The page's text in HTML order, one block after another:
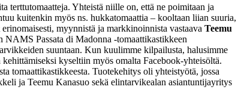
terttutomaatteja. Yhteistä niille on, että ne poimitaan ja
kuitenkin myös ns. hukkatomaattia – kooltaan liian suuria,
myynnistä ja markkinoinnista vastaava Teemu
Passata di Madonna -tomaattikastikkeen
suuntaan. Kun kuulimme kilpailusta, halusimme
kyseltiin myös omalta Facebook-yhteisöltä.
tomaattikastikkeesta. Tuotekehitys oli yhteistyötä, jossa
ja Teemu Kanasuo sekä elintarvikealan asiantuntijayritys